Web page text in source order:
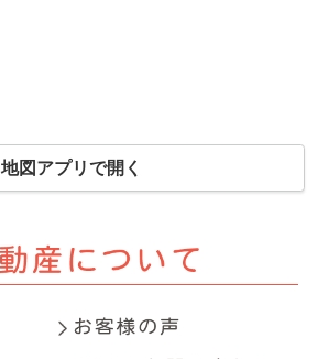
地図アプリで開く